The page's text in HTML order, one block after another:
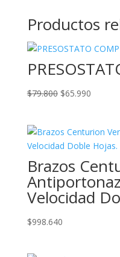
Productos
$79.800 El
era:
$79.800.
$65.990El
es:
$65.990.
Brazos
Velocidad
$998.640